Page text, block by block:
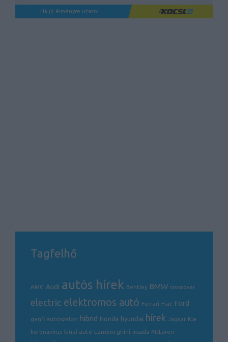
Ha jó élményre utazol
Tagfelhő
AMG Audi autós hírek Bentley BMW crossover
electric elektromos autó Ferrari Fiat Ford
genfi autószalon hibrid Honda hyundai hírek Jaguar Kia
koronavírus kínai autó Lamborghini mazda McLaren